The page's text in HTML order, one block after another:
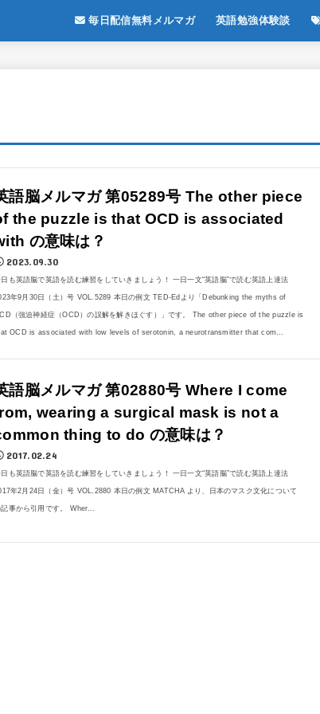
毎日配信無料メルマガ 英語勉強体験談
語脳メルマガ 第05289号 The other piece
the puzzle is that OCD is associated
の意味は？
2023.09.30
も英語脳で英語を読む練習をしていきましょう！ 一日一文“英語脳”で読む英語上達法
年9月30日（土）号 VOL.5289 本日の例文 TED-Edより「Debunking the myths of
（強迫神経症（OCD）の誤解を解きほぐす）」です。 The other piece of the puzzle is
OCD is associated with low levels of serotonin, a neurotransmitter that com...
語脳メルマガ 第02880号 Where I come
wearing a surgical mask is not a
thing to do の意味は？
2017.02.24
も英語脳で英語を読む練習をしていきましょう！ 一日一文“英語脳”で読む英語上達法
年2月24日（金）号 VOL.2880 本日の例文 MATCHA より、日本のマスク文化について
事から引用です。 Wher...